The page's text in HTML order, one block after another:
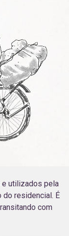
utilizados pela
do residencial. É
com